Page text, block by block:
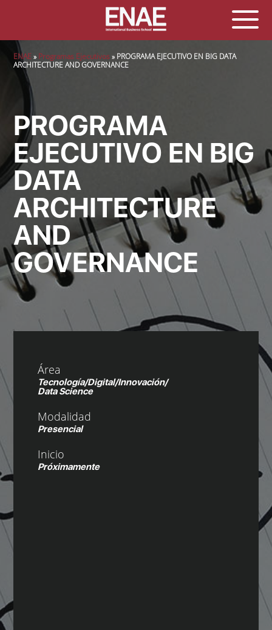
Sobrescribir enlaces de ayuda a la navegación
ENAE Programas Ejecutivos
PROGRAMA EJECUTIVO EN BIG DATA
ARCHITECTURE AND GOVERNANCE
PROGRAMA
EJECUTIVO EN BIG
DATA
ARCHITECTURE
AND
GOVERNANCE
Área
Tecnología/Digital/Innovación/
Data Science
Modalidad
Presencial
Inicio
Próximamente